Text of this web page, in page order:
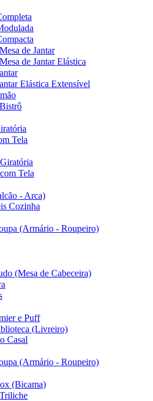
de Jantar
de Jantar Elástica
Elástica Extensível
Tela
Tela
- Arca)
(Armário - Roupeiro)
(Mesa de Cabeceira)
e Puff
(Livreiro)
(Armário - Roupeiro)
(Bicama)